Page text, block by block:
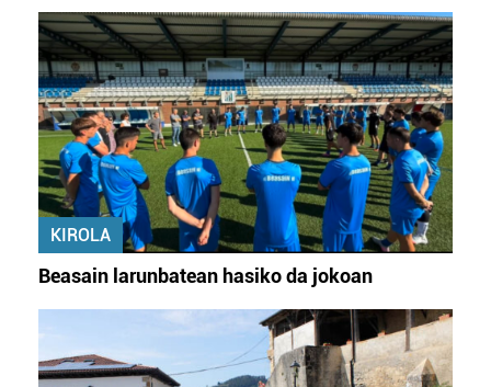
KIROLA
Beasain larunbatean hasiko da jokoan